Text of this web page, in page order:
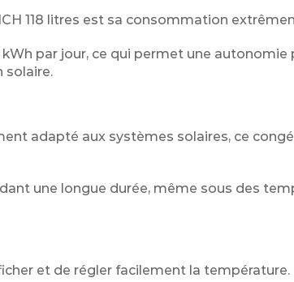
118 litres est sa consommation
par jour, ce qui permet une autonomie
solaire.
adapté aux systèmes solaires, ce
une longue durée, même sous des
et de régler facilement la température.